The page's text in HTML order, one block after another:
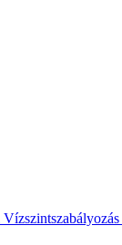
Vízszintszabályozás